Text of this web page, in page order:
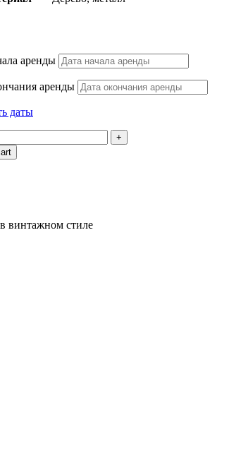
аренды
аренды
даты
винтажном стиле